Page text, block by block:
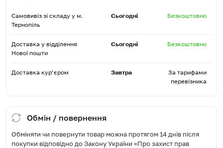
Самовивіз зі складу у м.
Тернопіль
Сьогодні Безкоштовно
Доставка у відділення
Нової пошти
Сьогодні Безкоштовно
Доставка кур’єром Завтра
За тарифами
перевізника
Обмін / повернення
Обміняти чи повернути товар можна протягом 14 днів після
покупки відповідно до Закону України «Про захист прав